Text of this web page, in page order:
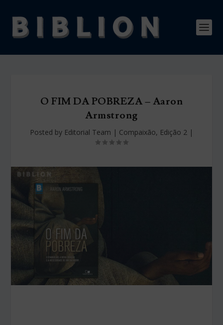
O FIM DA POBREZA – Aaron
Armstrong
Posted by Editorial Team | Compaixão, Edição 2 |